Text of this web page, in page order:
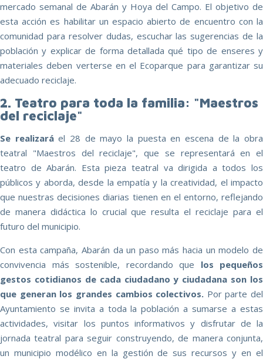
mercado semanal de Abarán y Hoya del Campo. El objetivo de
esta acción es habilitar un espacio abierto de encuentro con la
comunidad para resolver dudas, escuchar las sugerencias de la
población y explicar de forma detallada qué tipo de enseres y
materiales deben verterse en el Ecoparque para garantizar su
adecuado reciclaje.
2. Teatro para toda la familia: "Maestros
del reciclaje"
Se realizaráel 28 de mayo la puesta en escena de la obra
teatral "Maestros del reciclaje", que se representará en el
teatro de Abarán. Esta pieza teatral va dirigida a todos los
públicos y aborda, desde la empatía y la creatividad, el impacto
que nuestras decisiones diarias tienen en el entorno, reflejando
de manera didáctica lo crucial que resulta el reciclaje para el
futuro del municipio.
Con esta campaña, Abarán da un paso más hacia un modelo de
convivencia más sostenible, recordando que los pequeños
gestos cotidianos de cada ciudadano y ciudadana son los
que generan los grandes cambios colectivos. Por parte del
Ayuntamiento se invita a toda la población a sumarse a estas
actividades, visitar los puntos informativos y disfrutar de la
jornada teatral para seguir construyendo, de manera conjunta,
un municipio modélico en la gestión de sus recursos y en el